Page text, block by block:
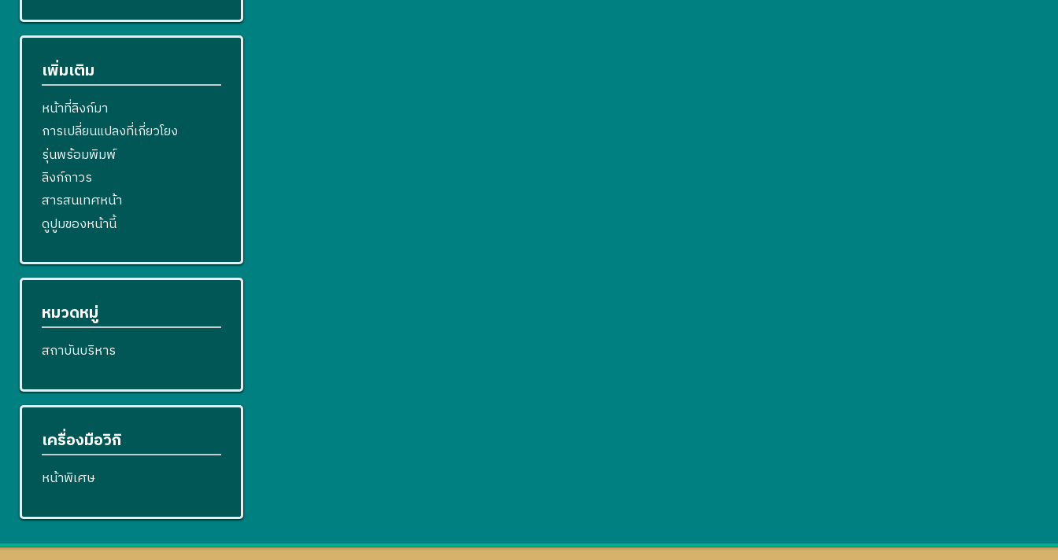
เพิ่มเติม
หน้าที่ลิงก์มา
การเปลี่ยนแปลงที่เกี่ยวโยง
รุ่นพร้อมพิมพ์
ลิงก์ถาวร
สารสนเทศหน้า
ดูปูมของหน้านี้
หมวดหมู่
สถาบันบริหาร
เครื่องมือวิกิ
หน้าพิเศษ